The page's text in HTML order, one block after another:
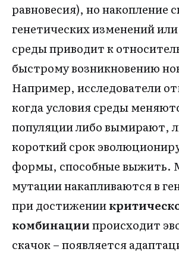
равновесия), но накопление
генетических изменений
среды приводит к
быстрому возникновению
Например, исследователи
когда условия среды
популяции либо вымирают,
короткий срок
формы, способные выжить.
мутации накапливаются в
при достижении
комбинациипроисходит
скачок – появляется